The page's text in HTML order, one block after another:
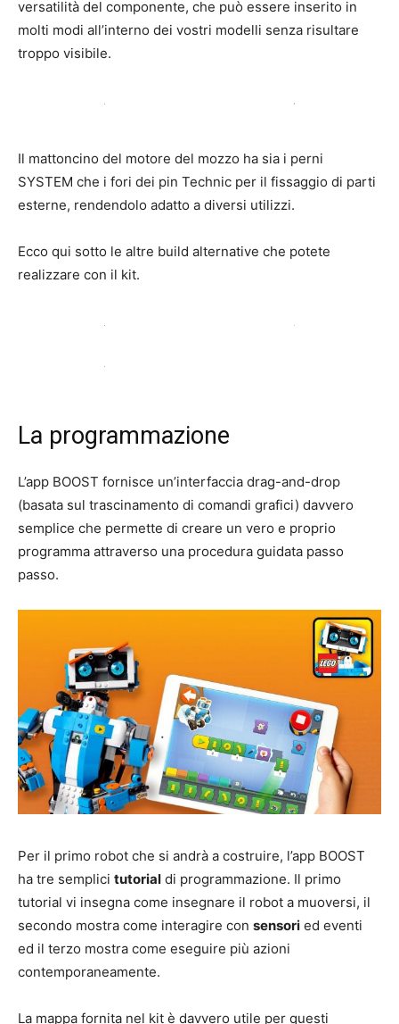
versatilità del componente, che può essere inserito in
molti modi all’interno dei vostri modelli senza risultare
troppo visibile.
Il mattoncino del motore del mozzo ha sia i perni
SYSTEM che i fori dei pin Technic per il fissaggio di parti
esterne, rendendolo adatto a diversi utilizzi.
Ecco qui sotto le altre build alternative che potete
realizzare con il kit.
La programmazione
L’app BOOST fornisce un’interfaccia drag-and-drop
(basata sul trascinamento di comandi grafici) davvero
semplice che permette di creare un vero e proprio
programma attraverso una procedura guidata passo
passo.
Per il primo robot che si andrà a costruire, l’app BOOST
ha tre semplici tutorial di programmazione. Il primo
tutorial vi insegna come insegnare il robot a muoversi, il
secondo mostra come interagire con sensori ed eventi
ed il terzo mostra come eseguire più azioni
contemporaneamente.
La mappa fornita nel kit è davvero utile per questi